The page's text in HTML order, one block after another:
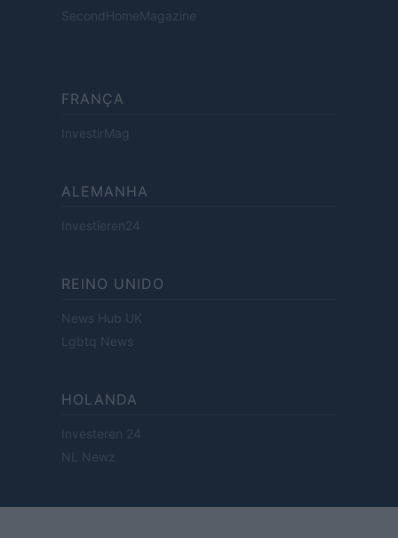
SecondHomeMagazine
FRANÇA
InvestirMag
ALEMANHA
Investieren24
REINO UNIDO
News Hub UK
Lgbtq News
HOLANDA
Investeren 24
NL Newz